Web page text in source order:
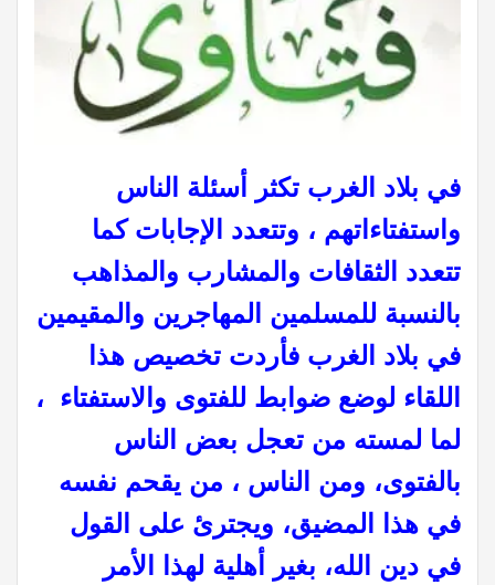
في بلاد الغرب تكثر أسئلة الناس
واستفتاءاتهم ، وتتعدد الإجابات كما
تتعدد الثقافات والمشارب والمذاهب
بالنسبة للمسلمين المهاجرين والمقيمين
في بلاد الغرب فأردت تخصيص هذا
اللقاء لوضع ضوابط للفتوى والاستفتاء ،
لما لمسته من تعجل بعض الناس
بالفتوى، ومن الناس ، من يقحم نفسه
في هذا المضيق، ويجترئ على القول
في دين الله، بغير أهلية لهذا الأمر